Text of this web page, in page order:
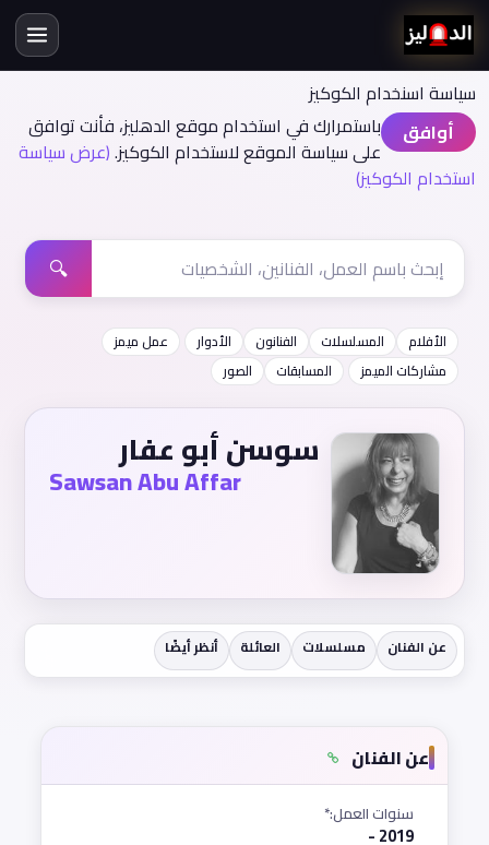
سياسة اسنخدام الكوكيز
أوافق
باستمرارك في استخدام موقع الدهليز، فأنت توافق
على سياسة الموقع لاستخدام الكوكيز.(عرض سياسة
استخدام الكوكيز)
🔍
الأفلام المسلسلات الفنانون الأدوار
عمل ميمز
مشاركات الميمز
المسابقات الصور
سوسن أبو عفار
Sawsan Abu Affar
عن الفنان مسلسلات العائلة أنظر أيضًا
عن الفنان
سنوات العمل:*
2019 -